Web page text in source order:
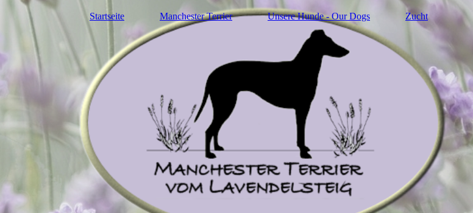
Startseite Manchester Terrier Unsere Hunde - Our Dogs Zucht